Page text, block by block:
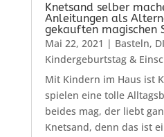
Knetsand selber
Anleitungen als
gekauften magischen
Mai 22, 2021 | Basteln,
Kindergeburtstag &
Mit Kindern im Haus ist
spielen eine tolle
beides mag, der liebt
Knetsand, denn das ist